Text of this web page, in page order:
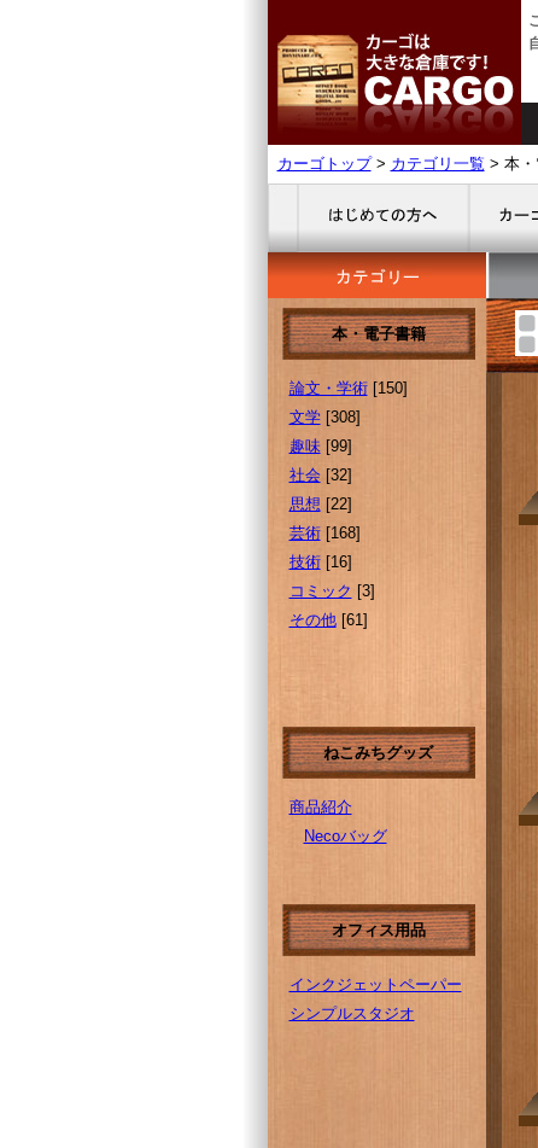
カーゴトップ> カテゴリ一覧 > 本
本・電子書籍
論文・学術[150]
文学[308]
趣味[99]
社会[32]
思想 [22]
芸術[168]
技術[16]
コミック [3]
その他[61]
ねこみちグッズ
商品紹介
Necoバッグ
オフィス用品
インクジェットペーパー
シンプルスタジオ